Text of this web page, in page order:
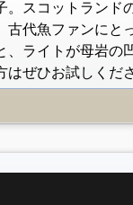
。スコットラン
古代魚ファンにと
、ライトが母岩の
ぜひお試しくだ